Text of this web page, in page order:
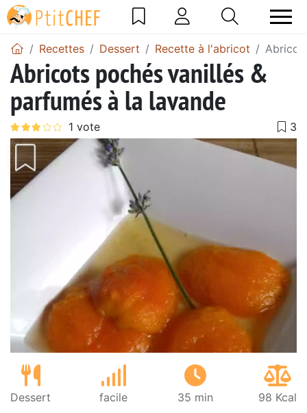
Recettes Dessert Recette à l'abricot
Abricots pochés vanillés &
parfumés à la lavande
Dessert facile 35 min 98 Kcal